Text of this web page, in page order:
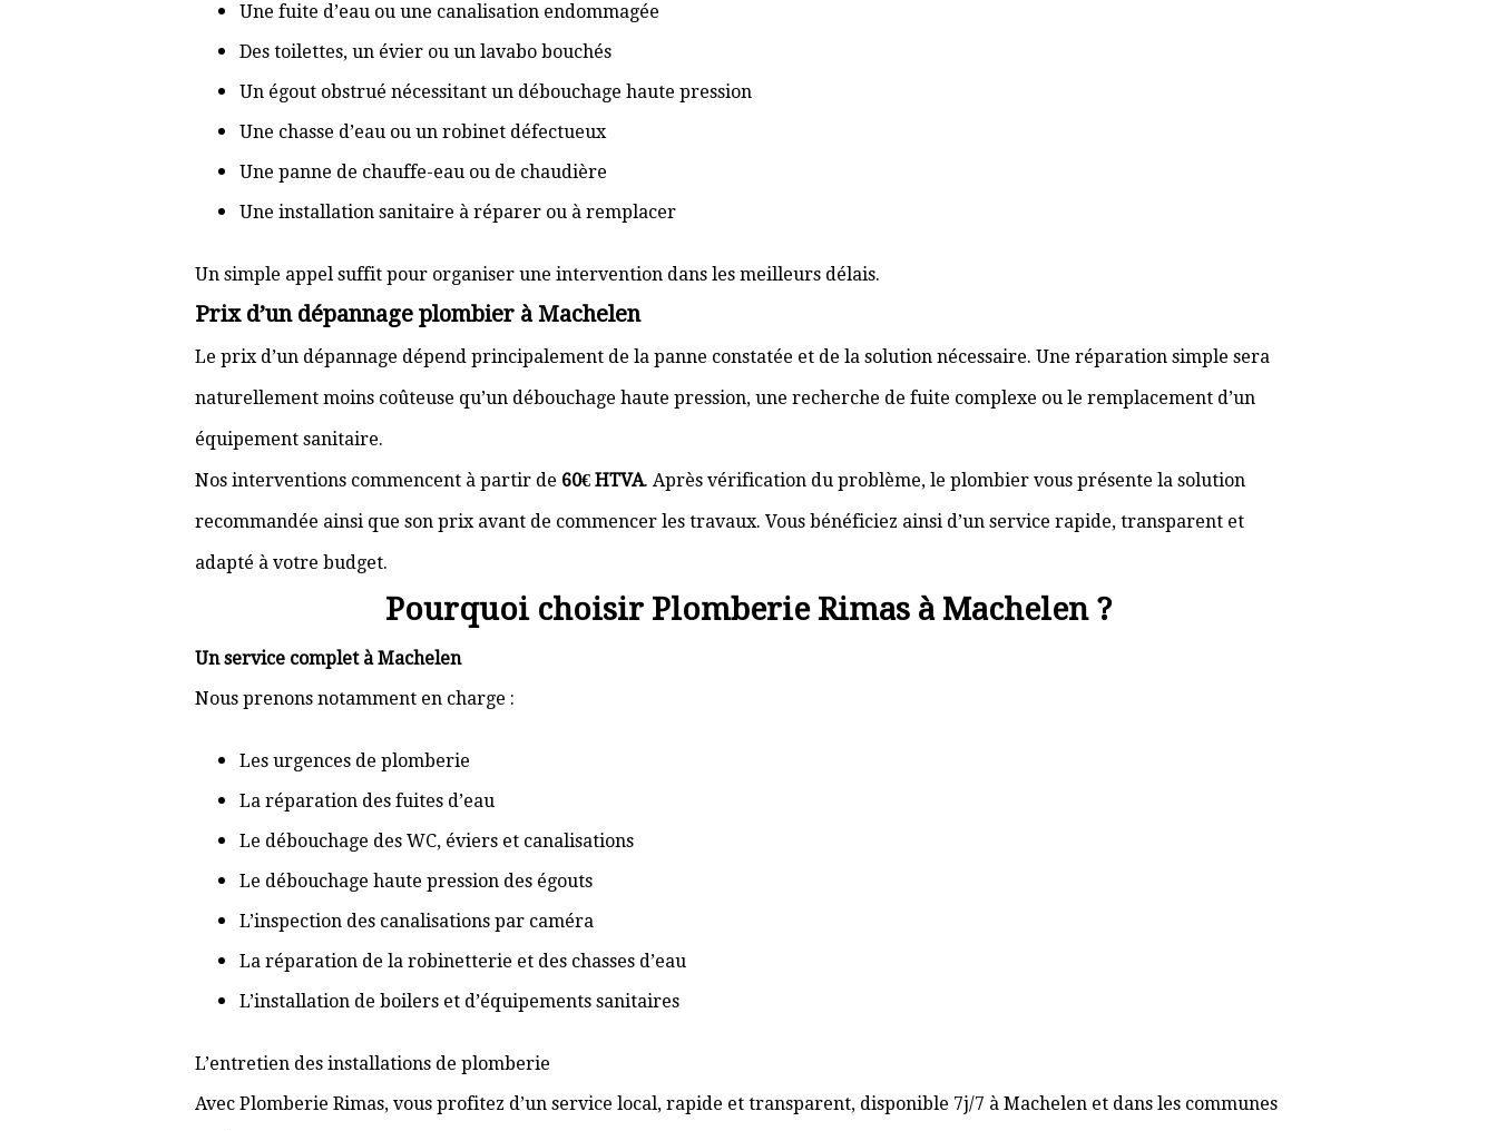
Une fuite d’eau ou une canalisation endommagée
Des toilettes, un évier ou un lavabo bouchés
Un égout obstrué nécessitant un débouchage haute pression
Une chasse d’eau ou un robinet défectueux
Une panne de chauffe-eau ou de chaudière
Une installation sanitaire à réparer ou à remplacer
Un simple appel suffit pour organiser une intervention dans les meilleurs délais.
Prix d’un dépannage plombier à Machelen
Le prix d’un dépannage dépend principalement de la panne constatée et de la solution nécessaire. Une réparation simple sera
naturellement moins coûteuse qu’un débouchage haute pression, une recherche de fuite complexe ou le remplacement d’un
équipement sanitaire.
Nos interventions commencent à partir de 60€ HTVA. Après vérification du problème, le plombier vous présente la solution
recommandée ainsi que son prix avant de commencer les travaux. Vous bénéficiez ainsi d’un service rapide, transparent et
adapté à votre budget.
Pourquoi choisir Plomberie Rimas à Machelen ?
Un service complet à Machelen
Nous prenons notamment en charge :
Les urgences de plomberie
La réparation des fuites d’eau
Le débouchage des WC, éviers et canalisations
Le débouchage haute pression des égouts
L’inspection des canalisations par caméra
La réparation de la robinetterie et des chasses d’eau
L’installation de boilers et d’équipements sanitaires
L’entretien des installations de plomberie
Avec Plomberie Rimas, vous profitez d’un service local, rapide et transparent, disponible 7j/7 à Machelen et dans les communes